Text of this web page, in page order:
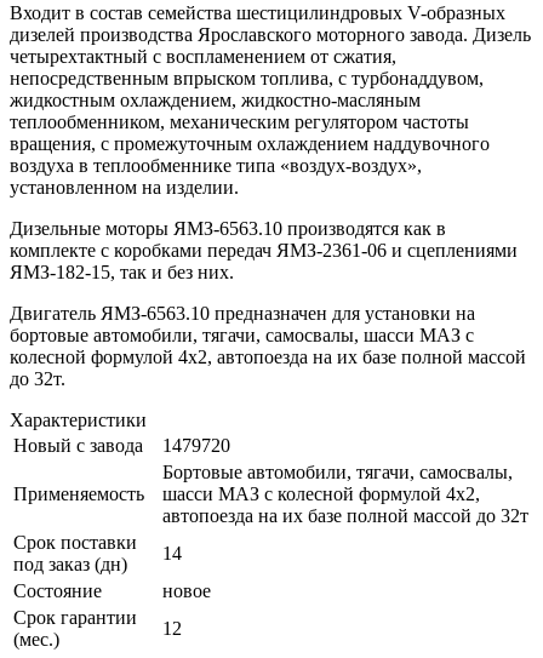
Входит в состав семейства шестицилиндровых V-образных
дизелей производства Ярославского моторного завода. Дизель
четырехтактный с воспламенением от сжатия,
непосредственным впрыском топлива, с турбонаддувом,
жидкостным охлаждением, жидкостно-масляным
теплообменником, механическим регулятором частоты
вращения, с промежуточным охлаждением наддувочного
воздуха в теплообменнике типа «воздух-воздух»,
установленном на изделии.
Дизельные моторы ЯМЗ-6563.10 производятся как в
комплекте с коробками передач ЯМЗ-2361-06 и сцеплениями
ЯМЗ-182-15, так и без них.
Двигатель ЯМЗ-6563.10 предназначен для установки на
бортовые автомобили, тягачи, самосвалы, шасси МАЗ с
колесной формулой 4х2, автопоезда на их базе полной массой
до 32т.
Характеристики
Новый с завода
1479720
Применяемость
Бортовые автомобили, тягачи, самосвалы,
шасси МАЗ с колесной формулой 4х2,
автопоезда на их базе полной массой до 32т
Срок поставки
под заказ (дн)
14
Состояние
новое
Срок гарантии
(мес.)
12